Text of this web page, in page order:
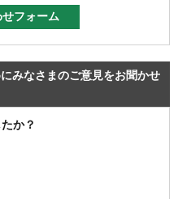
みなさまのご意見をお聞かせ
か？